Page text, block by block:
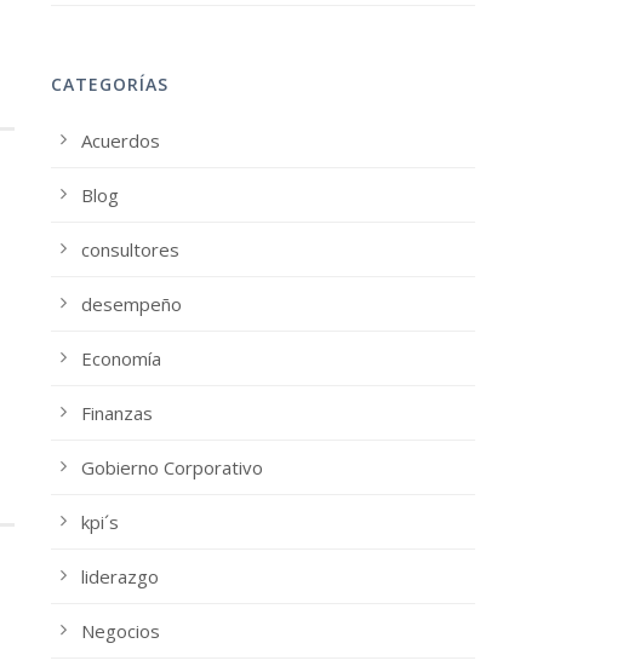
CATEGORÍAS
Acuerdos
Blog
consultores
desempeño
Economía
Finanzas
Gobierno Corporativo
kpi´s
liderazgo
Negocios